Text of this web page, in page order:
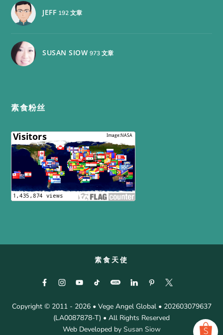
JEFF 192 文章
SUSAN SIOW 973 文章
素食粉丝
素食天使
Copyright © 2011 - 2026 • Vege Angel Global • 202603079637
(LA0087878-T) • All Rights Reserved
Web Developed by Susan Siow